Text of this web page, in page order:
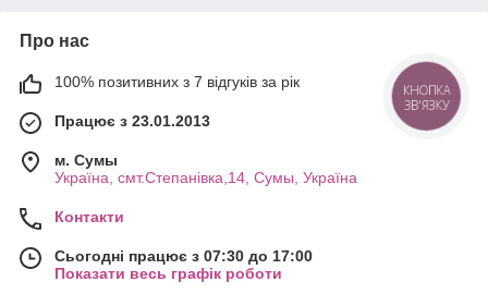
Про нас
100% позитивних з 7 відгуків за рік
Працює з 23.01.2013
м. Cумы
Україна, смт.Степанівка,14, Cумы, Україна
Контакти
Сьогодні працює з 07:30 до 17:00
Показати весь графік роботи
КНОПКА
ЗВ'ЯЗКУ